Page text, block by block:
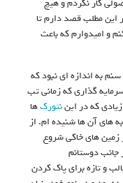
کار نکردم و هیچ
این مطلب قصد دارم تا
و امیدوارم که باعث
به اندازه ای نبود که
گذاری که زمانی تب
زیادی که در ایننتورکها
های آن ها شنیده ام. از
زمین های خاکی شروع
جانب دوستانم
و تازه برای پاک کردن